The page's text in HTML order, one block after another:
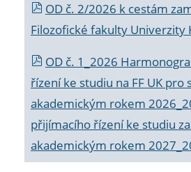
OD č. 2/2026 k cestám
Filozofické fakulty Univerzity
OD č. 1_2026
řízení ke studiu na FF UK pro
akademickým rokem
přijímacího řízení ke studiu
akademickým rokem